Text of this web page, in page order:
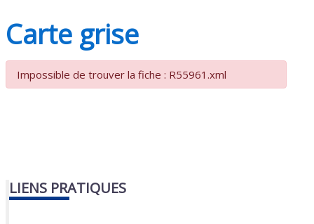
Carte grise
Impossible de trouver la fiche : R55961.xml
LIENS PRATIQUES